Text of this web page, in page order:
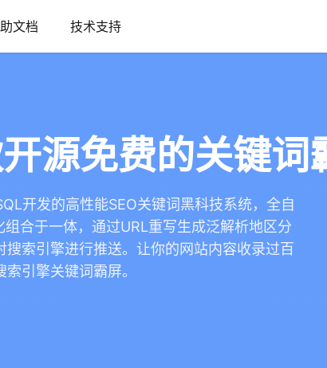
文档 技术支持
源免费的关键词
开发的高性能SEO关键词黑科技系统，全自
合于一体，通过URL重写生成泛解析地区分
索引擎进行推送。让你的网站内容收录过百
引擎关键词霸屏。